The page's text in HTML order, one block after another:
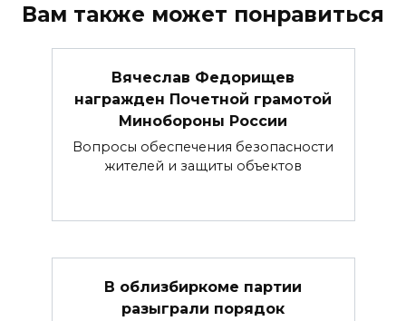
Вам также может понравиться
Вячеслав Федорищев
награжден Почетной грамотой
Минобороны России
Вопросы обеспечения безопасности
жителей и защиты объектов
В облизбиркоме партии
разыграли порядок